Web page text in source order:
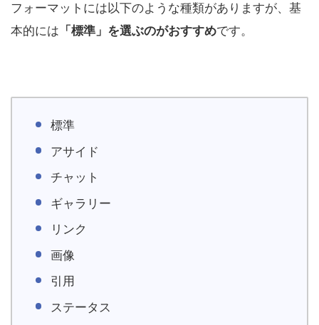
フォーマットには以下のような種類がありますが、基
本的には 「標準」を選ぶのがおすすめです。
標準
アサイド
チャット
ギャラリー
リンク
画像
引用
ステータス